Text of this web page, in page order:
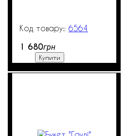
6564
1 680грн
Купити